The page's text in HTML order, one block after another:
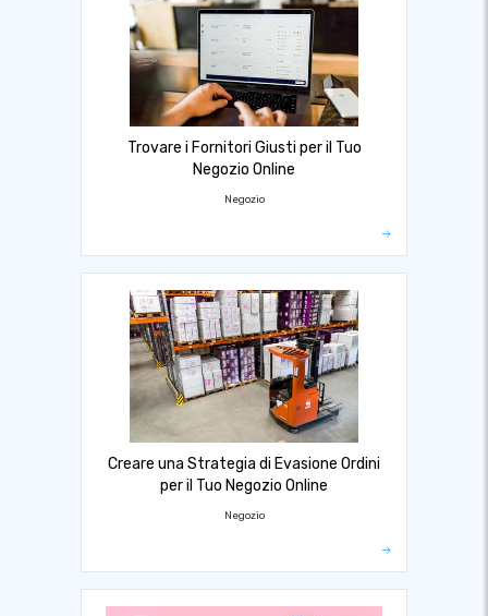
Trovare i Fornitori Giusti per il Tuo
Negozio Online
Negozio
Creare una Strategia di Evasione Ordini
per il Tuo Negozio Online
Negozio